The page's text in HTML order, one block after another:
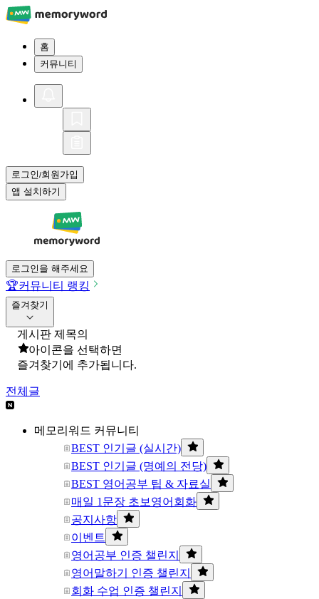
홈
커뮤니티
로그인/회원가입
앱 설치하기
로그인을 해주세요
🏆커뮤니티 랭킹
즐겨찾기
게시판 제목의
아이콘을 선택하면
즐겨찾기에 추가됩니다.
전체글
메모리워드 커뮤니티
BEST 인기글 (실시간)
BEST 인기글 (명예의 전당)
BEST 영어공부 팁 & 자료실
매일 1문장 초보영어회화
공지사항
이벤트
영어공부 인증 챌린지
영어말하기 인증 챌린지
회화 수업 인증 챌린지